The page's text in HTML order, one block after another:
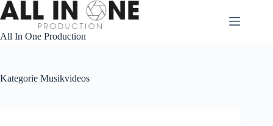
Zum
Inhalt
All In One Production
Kategorie Musikvideos